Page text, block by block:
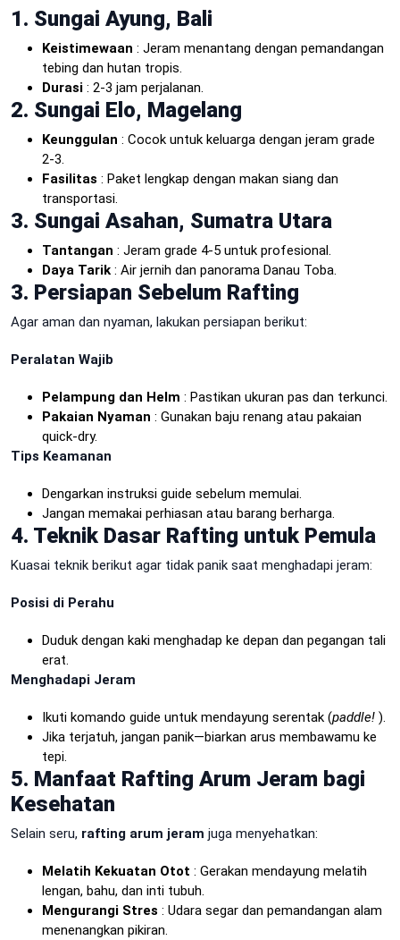
1. Sungai Ayung, Bali
Keistimewaan : Jeram menantang dengan pemandangan
tebing dan hutan tropis.
Durasi : 2-3 jam perjalanan.
2. Sungai Elo, Magelang
Keunggulan : Cocok untuk keluarga dengan jeram grade
2-3.
Fasilitas : Paket lengkap dengan makan siang dan
transportasi.
3. Sungai Asahan, Sumatra Utara
Tantangan : Jeram grade 4-5 untuk profesional.
Daya Tarik : Air jernih dan panorama Danau Toba.
3. Persiapan Sebelum Rafting
Agar aman dan nyaman, lakukan persiapan berikut:
Peralatan Wajib
Pelampung dan Helm : Pastikan ukuran pas dan terkunci.
Pakaian Nyaman : Gunakan baju renang atau pakaian
quick-dry.
Tips Keamanan
Dengarkan instruksi guide sebelum memulai.
Jangan memakai perhiasan atau barang berharga.
4. Teknik Dasar Rafting untuk Pemula
Kuasai teknik berikut agar tidak panik saat menghadapi jeram:
Posisi di Perahu
Duduk dengan kaki menghadap ke depan dan pegangan tali
erat.
Menghadapi Jeram
Ikuti komando guide untuk mendayung serentak (paddle! ).
Jika terjatuh, jangan panik—biarkan arus membawamu ke
tepi.
5. Manfaat Rafting Arum Jeram bagi
Kesehatan
Selain seru, rafting arum jeram juga menyehatkan:
Melatih Kekuatan Otot : Gerakan mendayung melatih
lengan, bahu, dan inti tubuh.
Mengurangi Stres : Udara segar dan pemandangan alam
menenangkan pikiran.